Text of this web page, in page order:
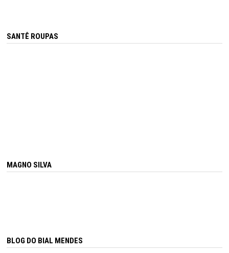
SANTÊ ROUPAS
MAGNO SILVA
BLOG DO BIAL MENDES